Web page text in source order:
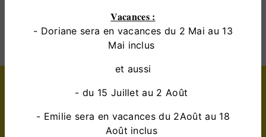
Vacances :
- Doriane sera en vacances du 2 Mai au 13
Mai inclus
et aussi
- du 15 Juillet au 2 Août
- Emilie sera en vacances du 2Août au 18
Août inclus
EN SAVOIR PLUS
Contactez nous